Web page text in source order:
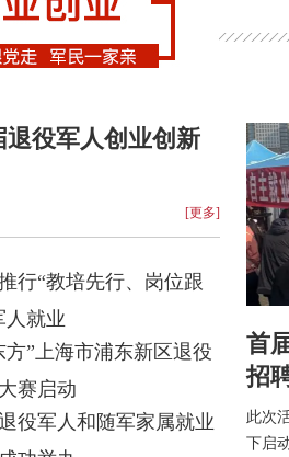
役军人创业创新
[更多]
行“教培先行、岗位跟
人就业
方”上海市浦东新区退役
赛启动
役军人和随军家属就业
首
招
此次
下启